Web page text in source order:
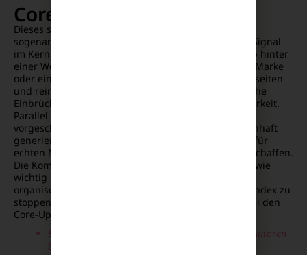
Core-Update März 2026
Dieses spezifische SEO-Update 2026 etablierte die
sogenannte Entity-First-Logik als primäres Ranking-Signal
im Kernalgorithmus. Google prüft nun verschärft, ob hinter
einer Webseite eine real existierende, verifizierbare Marke
oder ein anerkannter Autor steht. Anonyme Nischenseiten
und reine Affiliate-Aggregatoren erlebten dramatische
Einbrüche von oft über achtzig Prozent ihrer Sichtbarkeit.
Parallel dazu bereinigte unmitelbar davor ein
vorgeschaltetes Spam-Update den Index von massenhaft
generiertem, minderwertigem KI-Content, um Platz für
echten Mehrwert und verifizierte Primärquellen zu schaffen.
Die Kombination dieser Maßnahmen zeigt deutlich, wie
wichtig das SEO-Update 2026 für die Zukunft der
organischen Suche ist. Um den Qualitätsverlust im Index zu
stoppen, greift Google zu immer härteren Mitteln bei den
Core-Updates 2026.
Erkennt Google meine Marke und meine Autoren
bereits als verifizierte Experten?